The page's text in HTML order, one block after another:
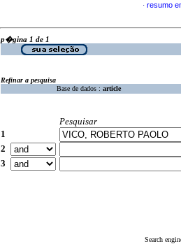
· resumo
p�gina 1 de 1
Refinar a pesquisa
Base de dados : article
Pesquisar
1
2
3
Search